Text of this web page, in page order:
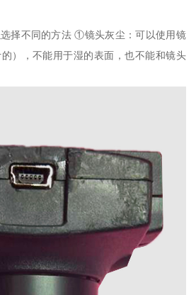
择不同的方法 ①镜头灰尘：可以使用镜
），不能用于湿的表面，也不能和镜头